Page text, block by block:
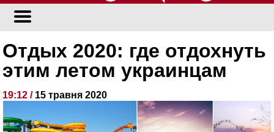
Отдых 2020: где отдохнуть
этим летом украинцам
19:12 / 15 травня 2020